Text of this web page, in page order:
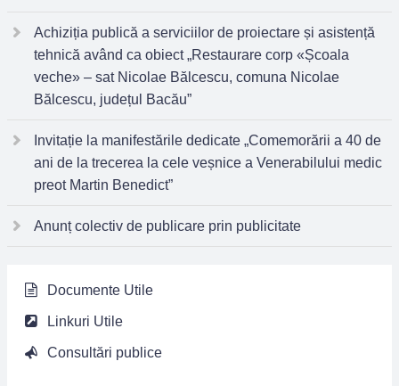
Achiziția publică a serviciilor de proiectare și asistență
tehnică având ca obiect „Restaurare corp «Școala
veche» – sat Nicolae Bălcescu, comuna Nicolae
Bălcescu, județul Bacău”
Invitație la manifestările dedicate „Comemorării a 40 de
ani de la trecerea la cele veșnice a Venerabilului medic
preot Martin Benedict”
Anunț colectiv de publicare prin publicitate
Documente Utile
Linkuri Utile
Consultări publice